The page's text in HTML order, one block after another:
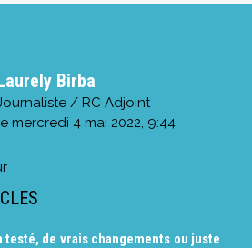
Birba
/ RC Adjoint
mercredi 4 mai 2022, 9:44
testé, de vrais changements ou juste